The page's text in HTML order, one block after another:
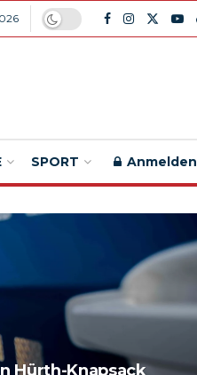
SPORT Anmelden
Hürth-Knapsack